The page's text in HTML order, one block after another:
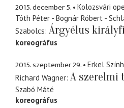
2015. december 5.
Kolozsvári
Tóth Péter - Bognár Róbert -
Szabolcs Árgyélus királyfi
koreográfus
2015. szeptember 29.
Erkel
Richard Wagner A szerelmi
Szabó Máté
koreográfus